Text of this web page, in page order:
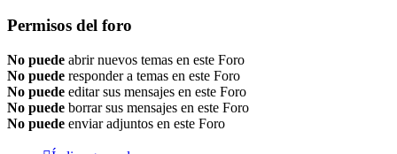
Permisos del foro
No puede abrir nuevos temas en este Foro
No puede responder a temas en este Foro
No puede editar sus mensajes en este Foro
No puede borrar sus mensajes en este Foro
No puede enviar adjuntos en este Foro